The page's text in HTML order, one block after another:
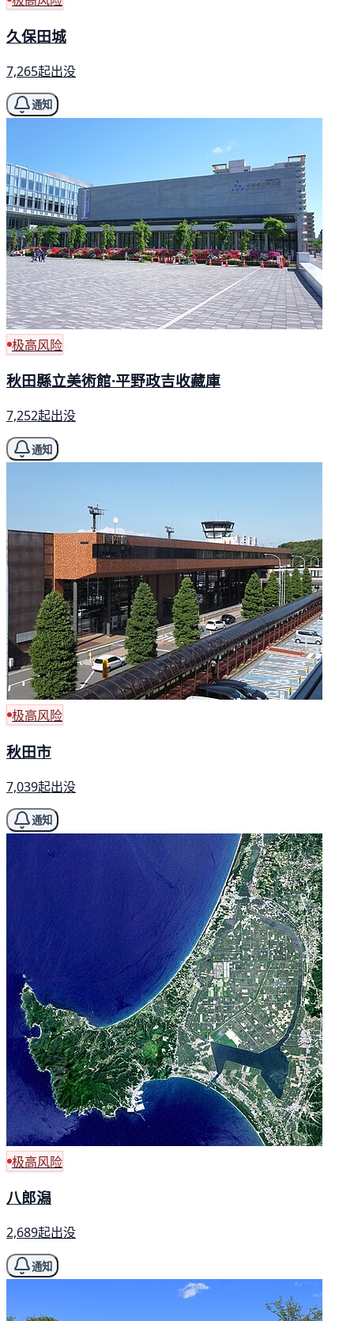
久保田城
7,265起出没
通知
极高风险
秋田縣立美術館·平野政吉收藏庫
7,252起出没
通知
极高风险
秋田市
7,039起出没
通知
极高风险
八郎潟
2,689起出没
通知